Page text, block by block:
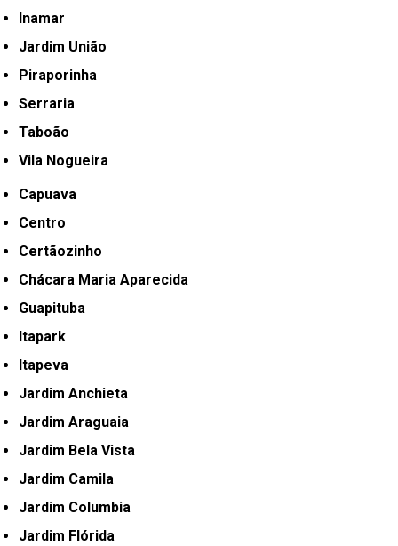
Inamar
Jardim União
Piraporinha
Serraria
Taboão
Vila Nogueira
Capuava
Centro
Certãozinho
Chácara Maria Aparecida
Guapituba
Itapark
Itapeva
Jardim Anchieta
Jardim Araguaia
Jardim Bela Vista
Jardim Camila
Jardim Columbia
Jardim Flórida